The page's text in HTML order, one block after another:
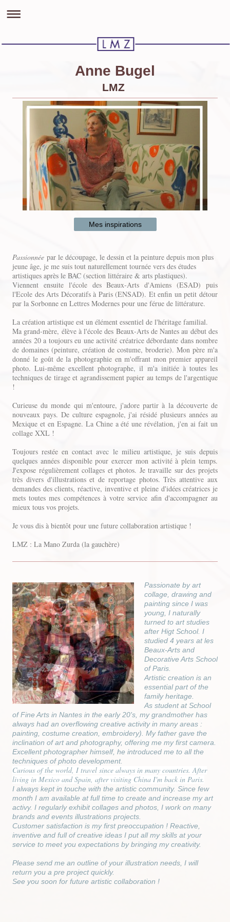
Anne Bugel
LMZ
Mes inspirations
Passionnée par le découpage, le dessin et la peinture depuis mon plus
jeune âge, je me suis tout naturellement tournée vers des études
artistiques après le BAC (section littéraire & arts plastiques).
Viennent ensuite l'école des Beaux-Arts d'Amiens (ESAD) puis
l'Ecole des Arts Décoratifs à Paris (ENSAD). Et enfin un petit détour
par la Sorbonne en Lettres Modernes pour une férue de littérature.
La création artistique est un élément essentiel de l'héritage familial.
Ma grand-mère, élève à l'école des Beaux-Arts de Nantes au début des
années 20 a toujours eu une activité créatrice débordante dans nombre
de domaines (peinture, création de costume, broderie). Mon père m'a
donné le goût de la photographie en m'offrant mon premier appareil
photo. Lui-même excellent photographe, il m'a initiée à toutes les
techniques de tirage et agrandissement papier au temps de l'argentique
!
Curieuse du monde qui m'entoure, j'adore partir à la découverte de
nouveaux pays. De culture espagnole, j'ai résidé plusieurs années au
Mexique et en Espagne. La Chine a été une révélation, j'en ai fait un
collage XXL !
Toujours restée en contact avec le milieu artistique, je suis depuis
quelques années disponible pour exercer mon activité à plein temps.
J'expose régulièrement collages et photos. Je travaille sur des projets
très divers d'illustrations et de reportage photos. Très attentive aux
demandes des clients, réactive, inventive et pleine d'idées créatrices je
mets toutes mes compétences à votre service afin d'accompagner au
mieux tous vos projets.
Je vous dis à bientôt pour une future collaboration artistique !
LMZ : La Mano Zurda (la gauchère)
Passionate by art
collage, drawing and
painting since I was
young, I naturally
turned to art studies
after Higt School. I
studied 4 years at les
Beaux-Arts and
Decorative Arts School
of Paris.
Artistic creation is an
essential part of the
family heritage.
As student at School
of Fine Arts in Nantes in the early 20's, my grandmother has
always had an overflowing creative activity in many areas :
painting, costume creation, embroidery). My father gave the
inclination of art and photography, offering me my first camera.
Excellent photographer himself, he introduced me to all the
techniques of photo development.
Curious of the world, I travel since always in many countries. After
living in Mexico and Spain, after visiting China I'm back in Paris.
I always kept in touche with the artistic community. Since few
month I am available at full time to create and increase my art
activy. I regularly exhibit collages and photos, I work on many
brands and events illustrations projects.
Customer satisfaction is my first preoccupation ! Reactive,
inventive and full of creative ideas I put all my skills at your
service to meet you expectations by bringing my creativity.
Please send me an outline of your illustration needs, I will
return you a pre project quickly.
See you soon for future artistic collaboration !